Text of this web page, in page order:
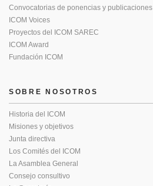
Convocatorias de ponencias y publicaciones
ICOM Voices
Proyectos del ICOM SAREC
ICOM Award
Fundación ICOM
SOBRE NOSOTROS
Historia del ICOM
Misiones y objetivos
Junta directiva
Los Comités del ICOM
La Asamblea General
Consejo consultivo